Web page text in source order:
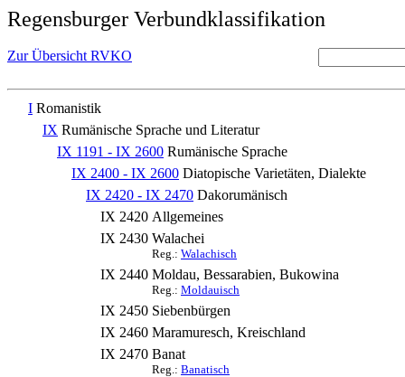
Regensburger Verbundklassifikation
Zur Übersicht RVKO
I Romanistik
IX Rumänische Sprache und Literatur
IX 1191 - IX 2600 Rumänische Sprache
IX 2400 - IX 2600 Diatopische Varietäten, Dialekte
IX 2420 - IX 2470 Dakorumänisch
IX 2420 Allgemeines
IX 2430 Walachei
Reg.: Walachisch
IX 2440 Moldau, Bessarabien, Bukowina
Reg.: Moldauisch
IX 2450 Siebenbürgen
IX 2460 Maramuresch, Kreischland
IX 2470 Banat
Reg.: Banatisch